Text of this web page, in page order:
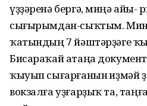
үҙҙәренә бергә, миңә айы-
сығырымдан-сыҡтым.
ҡатындың 7 йәштәрҙәге
Бисараҡай атаңа
ҡыуып сығарғанын һиҙмәй
вокзалға уҙғарҙыҡ та,